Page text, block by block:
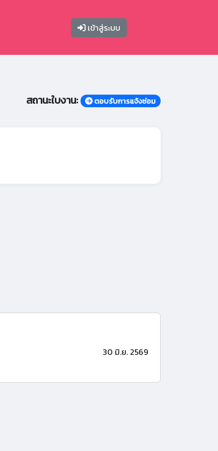
เข้าสู่ระบบ
สถานะใบงาน: ตอบรับการแจ้งซ่อม
30 มิ.ย. 2569